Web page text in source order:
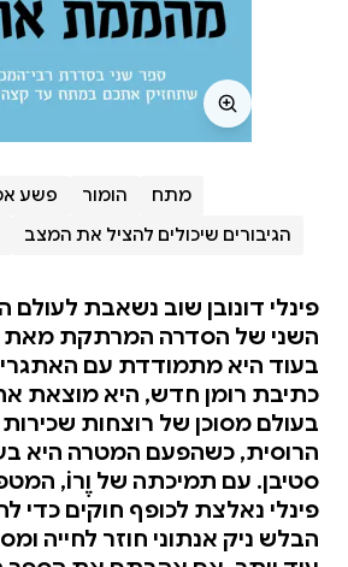
מתח הומור
פשע
הגיבורים שיכולים להציל את המצב
פינלי דונובן שוב נשאבת
השני של הסדרה המרתקת מאת
בעוד היא מתמודדת עם
כתיבת רומן חדש, היא מוצאת
בעולם מסוכן של רוצחות
הרוסית, כשהפעם המטרה היא
סטיבן. עם תמיכתה של וֶרוֹ,
פינלי נאלצת לכופף חוקים כדי
הבלש ניק אנתוני חוזר לחייה